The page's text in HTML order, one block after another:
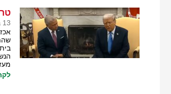
13 ב פברואר 2025